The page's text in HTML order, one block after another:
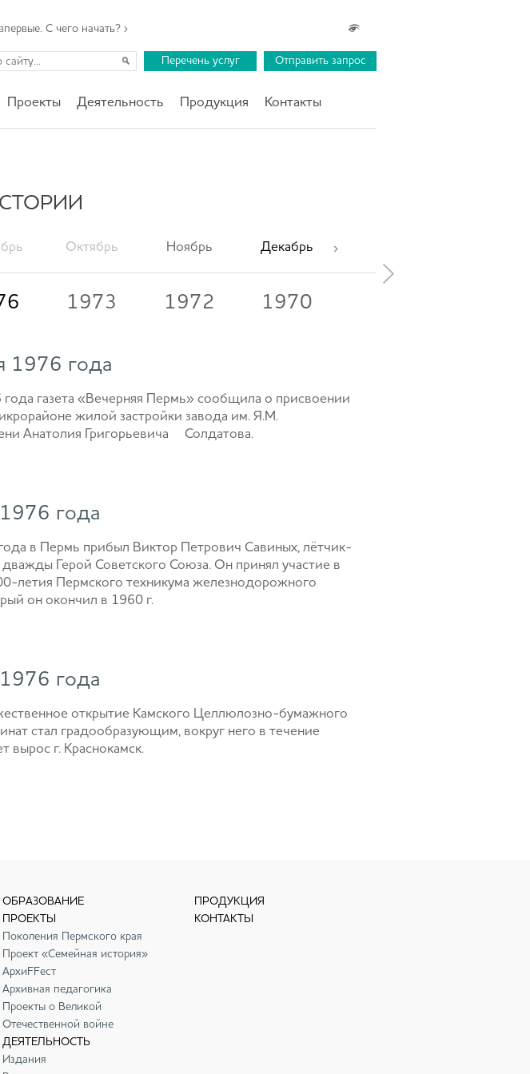
С чего начать? ›
Перечень услуг Отправить запрос
Проекты Деятельность Продукция Контакты
Октябрь Ноябрь Декабрь
1973 1972 1970
1976 года
года газета «Вечерняя Пермь» сообщила о присвоении
жилой застройки завода им. Я.М.
Анатолия Григорьевича Солдатова.
года
в Пермь прибыл Виктор Петрович Савиных, лётчик-
Герой Советского Союза. Он принял участие в
летия Пермского техникума железнодорожного
он окончил в 1960 г.
года
открытие Камского Целлюлозно-бумажного
стал градообразующим, вокруг него в течение
вырос г. Краснокамск.
ОБРАЗОВАНИЕ
ПРОЕКТЫ
Поколения Пермского края
Проект «Семейная история»
АрхиFFест
Архивная педагогика
Проекты о Великой
Отечественной войне
ДЕЯТЕЛЬНОСТЬ
Издания
ПРОДУКЦИЯ
КОНТАКТЫ